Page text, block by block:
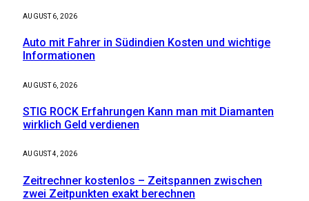
AUGUST 6, 2026
Auto mit Fahrer in Südindien Kosten und wichtige
Informationen
AUGUST 6, 2026
STIG ROCK Erfahrungen Kann man mit Diamanten
wirklich Geld verdienen
AUGUST 4, 2026
Zeitrechner kostenlos – Zeitspannen zwischen
zwei Zeitpunkten exakt berechnen